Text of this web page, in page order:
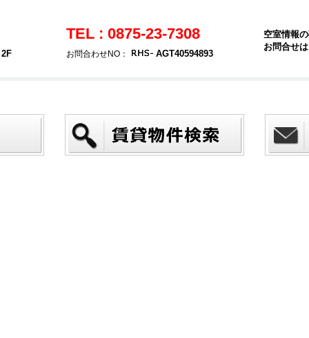
TEL : 0875-23-7308
お問合わせNO： AGT40594893
空室情報
お問合せ